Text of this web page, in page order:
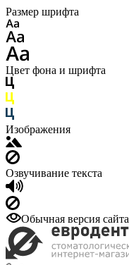
Размер шрифта
Цвет фона и шрифта
Изображения
Озвучивание текста
Обычная версия сайта